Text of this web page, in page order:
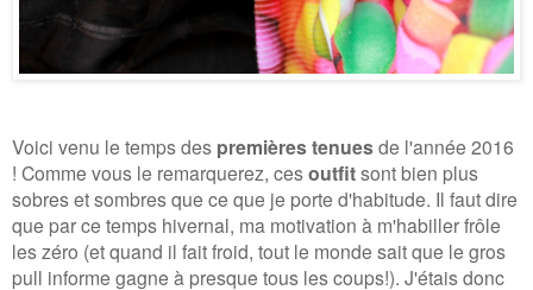
Voici venu le temps des premières tenuesde l'année 2016
! Comme vous le remarquerez, cesoutfitsont bien plus
sobres et sombres que ce que je porte d'habitude. Il faut dire
que par ce temps hivernal, ma motivation à m'habiller frôle
les zéro (et quand il fait froid, tout le monde sait que le gros
pull informe gagne à presque tous les coups!). J'étais donc